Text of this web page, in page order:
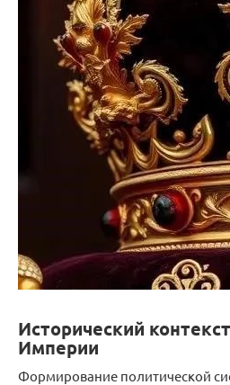
Исторический
Империи
Формирование политической